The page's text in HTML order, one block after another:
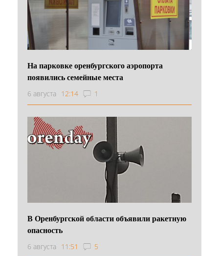
На парковке оренбургского аэропорта
появились семейные места
6 августа 12:14 1
В Оренбургской области объявили ракетную
опасность
6 августа 11:51 5